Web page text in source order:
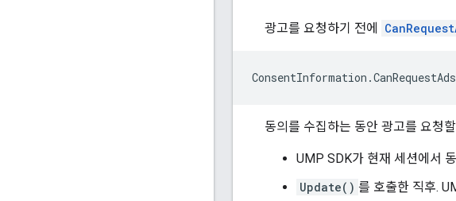
광고를 요청하기 전에
ConsentInformation .CanRequestAds
동의를 수집하는 동안 광고를 요청
UMP SDK가 현재 세션에서
Update() 를 호출한 직후.